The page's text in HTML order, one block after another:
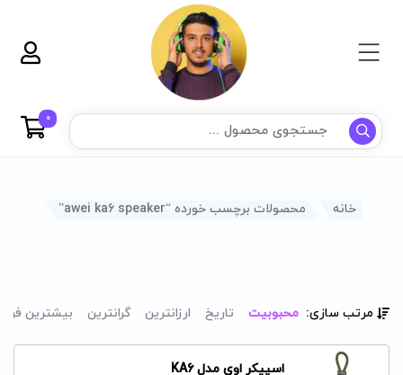
0
خانه محصولات برچسب خورده “awei ka6 speaker”
مرتب سازی: محبوبیت تاریخ ارزانترین گرانترین بیشترین
اسپیکر اوی مدل KA6